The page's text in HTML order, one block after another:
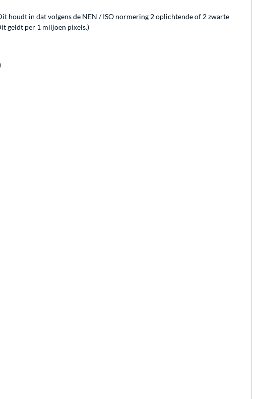
houdt in dat volgens de NEN / ISO normering 2 oplichtende of 2 zwarte
geldt per 1 miljoen pixels.)